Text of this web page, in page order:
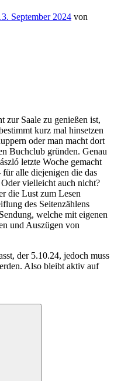
September 2024 von
zur Saale zu genießen ist,
kurz mal hinsetzen
oder man macht dort
Buchclub gründen. Genau
letzte Woche gemacht
alle diejenigen die das
vielleicht auch nicht?
die Lust zum Lesen
des Seitenzählens
welche mit eigenen
und Auszügen von
der 5.10.24, jedoch muss
Also bleibt aktiv auf